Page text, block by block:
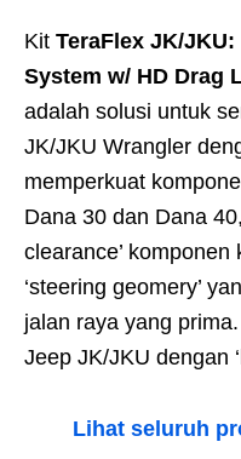
Kit TeraFlex JK/
System w/ HD Drag
adalah solusi untuk
JK/JKU Wrangler
memperkuat
Dana 30 dan Dana
clearance’
‘steering geomery’
jalan raya yang
Jeep JK/JKU dengan
Lihat seluruh